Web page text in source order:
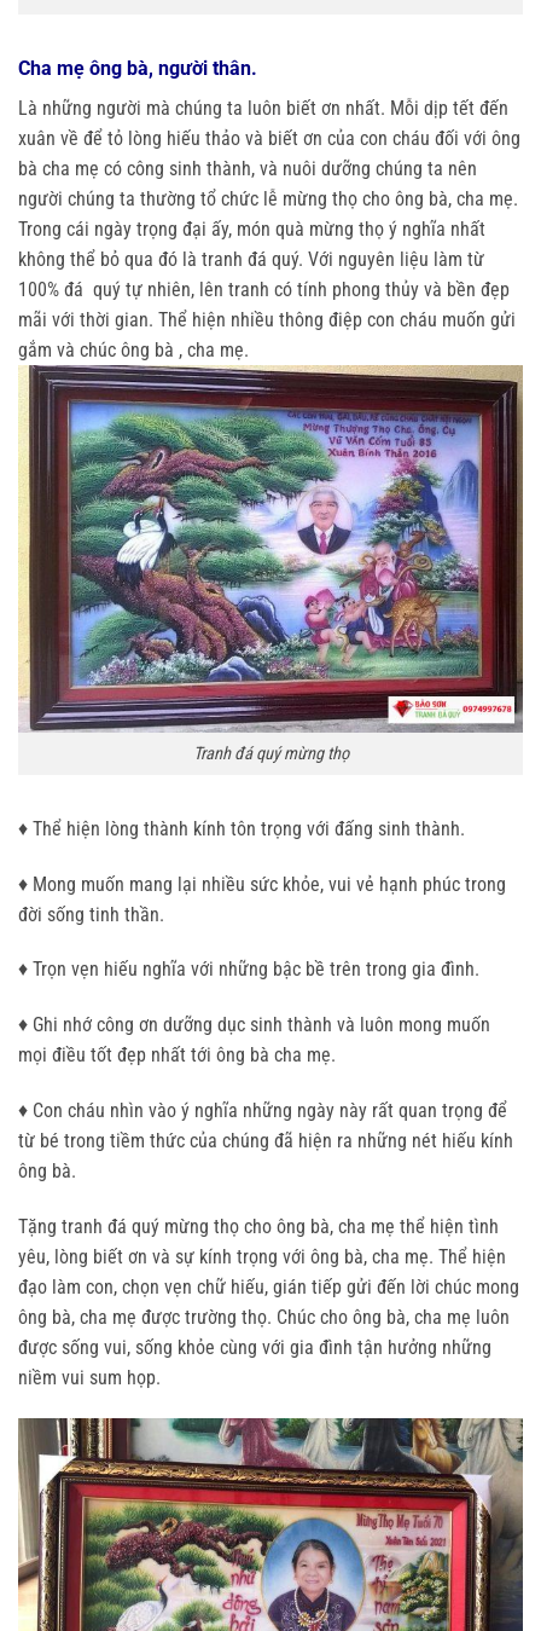
Cha mẹ ông bà, người thân.
Là những người mà chúng ta luôn biết ơn nhất. Mỗi dịp tết đến
xuân về để tỏ lòng hiếu thảo và biết ơn của con cháu đối với ông
bà cha mẹ có công sinh thành, và nuôi dưỡng chúng ta nên
người chúng ta thường tổ chức lễ mừng thọ cho ông bà, cha mẹ.
Trong cái ngày trọng đại ấy, món quà mừng thọ ý nghĩa nhất
không thể bỏ qua đó là tranh đá quý. Với nguyên liệu làm từ
100% đá quý tự nhiên, lên tranh có tính phong thủy và bền đẹp
mãi với thời gian. Thể hiện nhiều thông điệp con cháu muốn gửi
gắm và chúc ông bà , cha mẹ.
Tranh đá quý mừng thọ
♦ Thể hiện lòng thành kính tôn trọng với đấng sinh thành.
♦ Mong muốn mang lại nhiều sức khỏe, vui vẻ hạnh phúc trong
đời sống tinh thần.
♦ Trọn vẹn hiếu nghĩa với những bậc bề trên trong gia đình.
♦ Ghi nhớ công ơn dưỡng dục sinh thành và luôn mong muốn
mọi điều tốt đẹp nhất tới ông bà cha mẹ.
♦ Con cháu nhìn vào ý nghĩa những ngày này rất quan trọng để
từ bé trong tiềm thức của chúng đã hiện ra những nét hiếu kính
ông bà.
Tặng tranh đá quý mừng thọ cho ông bà, cha mẹ thể hiện tình
yêu, lòng biết ơn và sự kính trọng với ông bà, cha mẹ. Thể hiện
đạo làm con, chọn vẹn chữ hiếu, gián tiếp gửi đến lời chúc mong
ông bà, cha mẹ được trường thọ. Chúc cho ông bà, cha mẹ luôn
được sống vui, sống khỏe cùng với gia đình tận hưởng những
niềm vui sum họp.